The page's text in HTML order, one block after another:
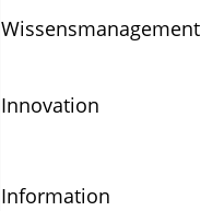
Wissensmanagement
Innovation
Information